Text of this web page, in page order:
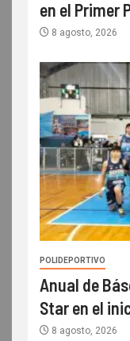
en el Primer
8 agosto, 2026
POLIDEPORTIVO
Anual de
Star en el
8 agosto, 2026